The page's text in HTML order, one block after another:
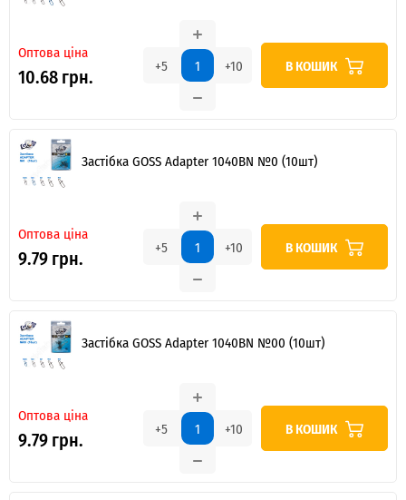
Оптова ціна
10.68 грн. +5 +10 В КОШИК
Застібка GOSS Adapter 1040BN №0 (10шт)
Оптова ціна
9.79 грн. +5 +10 В КОШИК
Застібка GOSS Adapter 1040BN №00 (10шт)
Оптова ціна
9.79 грн. +5 +10 В КОШИК